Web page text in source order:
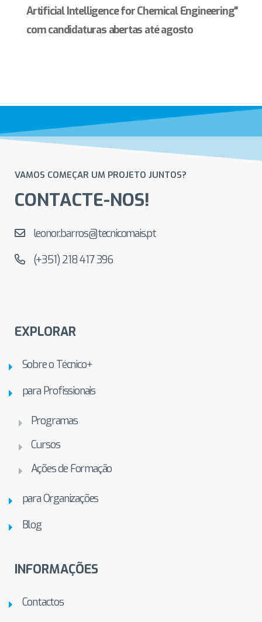
Artificial Intelligence for Chemical Engineering"
com candidaturas abertas até agosto
VAMOS COMEÇAR UM PROJETO JUNTOS?
CONTACTE-NOS!
leonor.barros@tecnicomais.pt
(+351) 218 417 396
EXPLORAR
Sobre o Técnico+
para Profissionais
Programas
Cursos
Ações de Formação
para Organizações
Blog
INFORMAÇÕES
Contactos